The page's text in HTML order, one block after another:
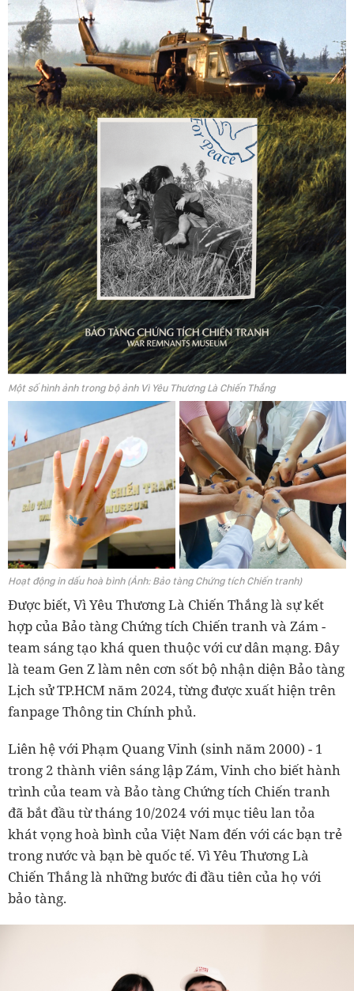
Một số hình ảnh trong bộ ảnh Vì Yêu Thương Là Chiến Thắng
Hoạt động in dấu hoà bình (Ảnh: Bảo tàng Chứng tích Chiến tranh)
Được biết, Vì Yêu Thương Là Chiến Thắng là sự kết
hợp của Bảo tàng Chứng tích Chiến tranh và Zám -
team sáng tạo khá quen thuộc với cư dân mạng. Đây
là team Gen Z làm nên cơn sốt bộ nhận diện Bảo tàng
Lịch sử TP.HCM năm 2024, từng được xuất hiện trên
fanpage Thông tin Chính phủ.
Liên hệ với Phạm Quang Vinh (sinh năm 2000) - 1
trong 2 thành viên sáng lập Zám, Vinh cho biết hành
trình của team và Bảo tàng Chứng tích Chiến tranh
đã bắt đầu từ tháng 10/2024 với mục tiêu lan tỏa
khát vọng hoà bình của Việt Nam đến với các bạn trẻ
trong nước và bạn bè quốc tế. Vì Yêu Thương Là
Chiến Thắng là những bước đi đầu tiên của họ với
bảo tàng.